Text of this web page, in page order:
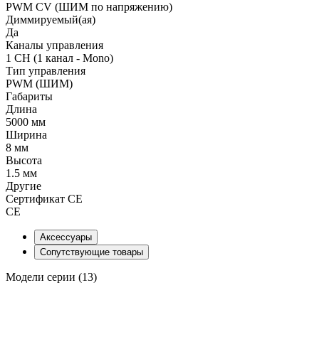
PWM СV (ШИМ по напряжению)
Диммируемый(ая)
Да
Каналы управления
1 CH (1 канал - Mono)
Тип управления
PWM (ШИМ)
Габариты
Длина
5000 мм
Ширина
8 мм
Высота
1.5 мм
Другие
Сертификат CE
CE
Аксессуары
Сопутствующие товары
Модели серии (13)